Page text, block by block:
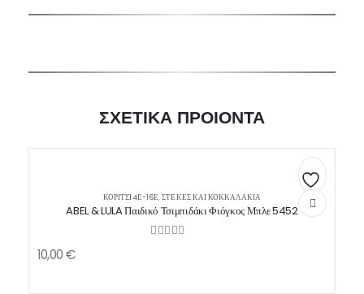
ΣΧΕΤΙΚΑ ΠΡΟΙΟΝΤΑ
Πρόσθήκη
ΚΟΡΙΤΣΙ 4Ε-16Ε,ΣΤΈΚΕΣ ΚΑΙ ΚΟΚΚΑΛΆΚΙΑ
ABEL & LULA Παιδικό Τσιμπιδάκι Φιόγκος Μπλε 5452
10,00€